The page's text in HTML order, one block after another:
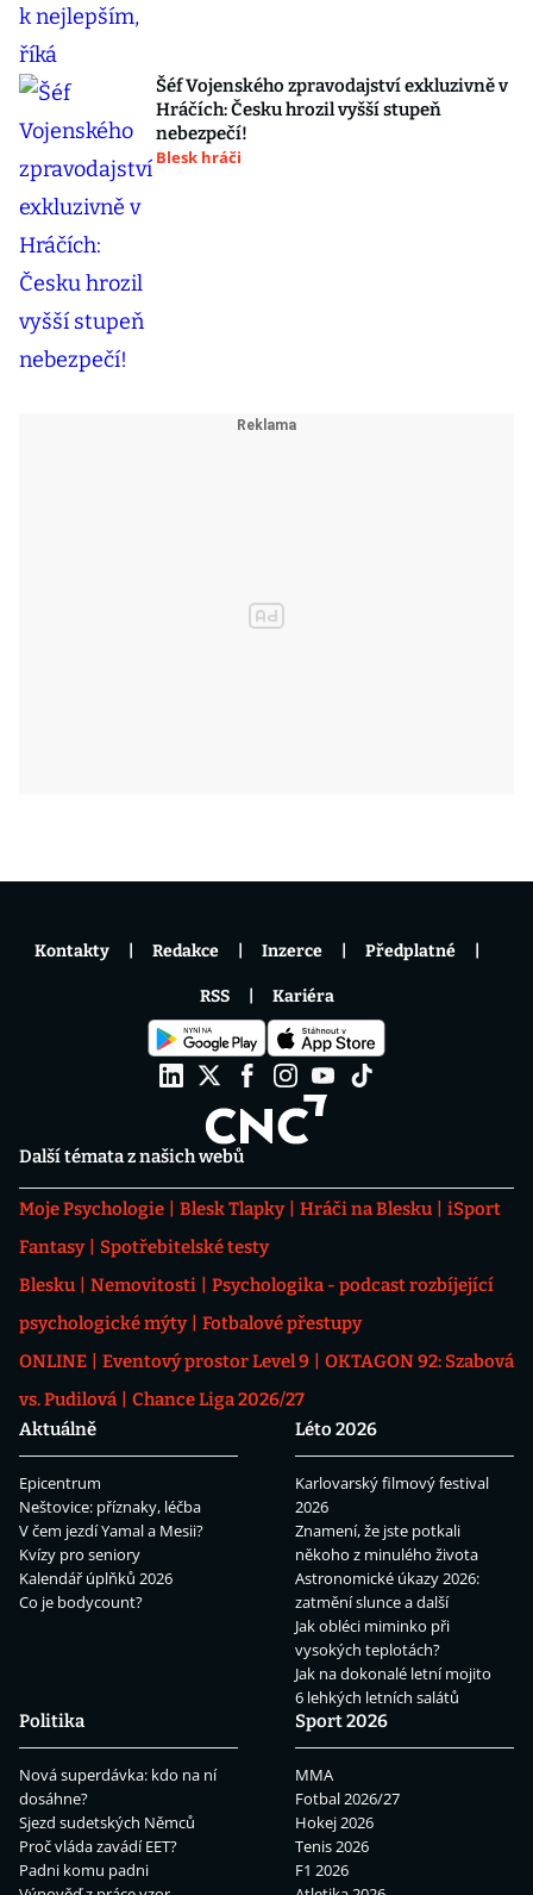
Šéf Vojenského zpravodajství exkluzivně v
Hráčích: Česku hrozil vyšší stupeň
nebezpečí!
Blesk hráči
Další témata z našich webů
Moje Psychologie Blesk Tlapky Hráči na Blesku
iSport
Fantasy
Spotřebitelské testy
Blesku
Nemovitosti
Psychologika - podcast rozbíjející
psychologické mýty
Fotbalové přestupy
ONLINE
Eventový prostor Level 9
OKTAGON 92: Szabová
vs. Pudilová
Chance Liga 2026/27
Aktuálně
Epicentrum
Neštovice: příznaky, léčba
V čem jezdí Yamal a Mesii?
Kvízy pro seniory
Kalendář úplňků 2026
Co je bodycount?
Léto 2026
Karlovarský filmový festival
2026
Znamení, že jste potkali
někoho z minulého života
Astronomické úkazy 2026:
zatmění slunce a další
Jak obléci miminko při
vysokých teplotách?
Jak na dokonalé letní mojito
6 lehkých letních salátů
Politika
Nová superdávka: kdo na ní
dosáhne?
Sjezd sudetských Němců
Proč vláda zavádí EET?
Padni komu padni
Sport 2026
MMA
Fotbal 2026/27
Hokej 2026
Tenis 2026
F1 2026
Kontakty Redakce Inzerce Předplatné
RSS Kariéra